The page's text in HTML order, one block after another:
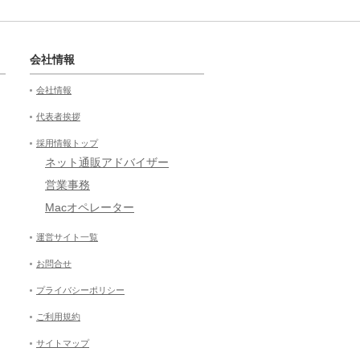
会社情報
会社情報
代表者挨拶
採用情報トップ
ネット通販アドバイザー
営業事務
Macオペレーター
運営サイト一覧
お問合せ
プライバシーポリシー
ご利用規約
サイトマップ